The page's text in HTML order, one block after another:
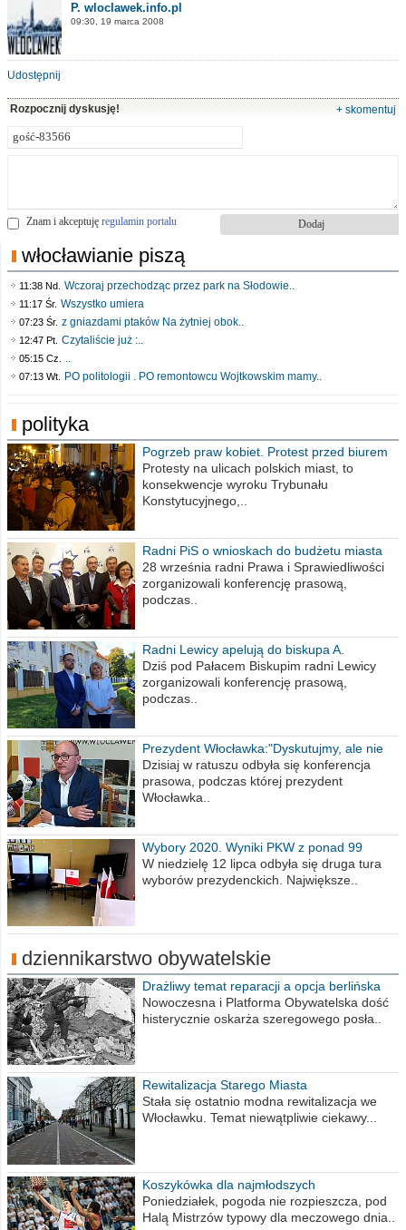
P. wloclawek.info.pl
09:30, 19 marca 2008
Udostępnij
Rozpocznij dyskusję! + skomentuj
Znam i akceptuję regulamin portalu
włocławianie piszą
11:38 Nd. Wczoraj przechodząc przez park na Słodowie..
11:17 Śr. Wszystko umiera
07:23 Śr. z gniazdami ptaków Na żytniej obok..
12:47 Pt. Czytaliście już :..
05:15 Cz. ..
07:13 Wt. PO politologii . PO remontowcu Wojtkowskim mamy..
polityka
Pogrzeb praw kobiet. Protest przed biurem
poselskim PiS
Protesty na ulicach polskich miast, to
konsekwencje wyroku Trybunału
Konstytucyjnego,..
Radni PiS o wnioskach do budżetu miasta
na 2021 rok
28 września radni Prawa i Sprawiedliwości
zorganizowali konferencję prasową,
podczas..
Radni Lewicy apelują do biskupa A.
Wiesława Meringa
Dziś pod Pałacem Biskupim radni Lewicy
zorganizowali konferencję prasową,
podczas..
Prezydent Włocławka:"Dyskutujmy, ale nie
obrażajmy się”
Dzisiaj w ratuszu odbyła się konferencja
prasowa, podczas której prezydent
Włocławka..
Wybory 2020. Wyniki PKW z ponad 99
procent obwodów
W niedzielę 12 lipca odbyła się druga tura
wyborów prezydenckich. Największe..
dziennikarstwo obywatelskie
Drażliwy temat reparacji a opcja berlińska
Nowoczesna i Platforma Obywatelska dość
histerycznie oskarża szeregowego posła..
Rewitalizacja Starego Miasta
Stała się ostatnio modna rewitalizacja we
Włocławku. Temat niewątpliwie ciekawy...
Koszykówka dla najmłodszych
Poniedziałek, pogoda nie rozpieszcza, pod
Halą Mistrzów typowy dla meczowego dnia..